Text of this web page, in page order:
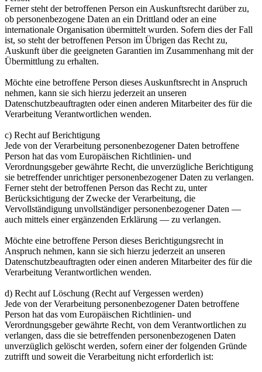
Ferner steht der betroffenen Person ein Auskunftsrecht darüber zu,
ob personenbezogene Daten an ein Drittland oder an eine
internationale Organisation übermittelt wurden. Sofern dies der Fall
ist, so steht der betroffenen Person im Übrigen das Recht zu,
Auskunft über die geeigneten Garantien im Zusammenhang mit der
Übermittlung zu erhalten.
Möchte eine betroffene Person dieses Auskunftsrecht in Anspruch
nehmen, kann sie sich hierzu jederzeit an unseren
Datenschutzbeauftragten oder einen anderen Mitarbeiter des für die
Verarbeitung Verantwortlichen wenden.
c) Recht auf Berichtigung
Jede von der Verarbeitung personenbezogener Daten betroffene
Person hat das vom Europäischen Richtlinien- und
Verordnungsgeber gewährte Recht, die unverzügliche Berichtigung
sie betreffender unrichtiger personenbezogener Daten zu verlangen.
Ferner steht der betroffenen Person das Recht zu, unter
Berücksichtigung der Zwecke der Verarbeitung, die
Vervollständigung unvollständiger personenbezogener Daten —
auch mittels einer ergänzenden Erklärung — zu verlangen.
Möchte eine betroffene Person dieses Berichtigungsrecht in
Anspruch nehmen, kann sie sich hierzu jederzeit an unseren
Datenschutzbeauftragten oder einen anderen Mitarbeiter des für die
Verarbeitung Verantwortlichen wenden.
d) Recht auf Löschung (Recht auf Vergessen werden)
Jede von der Verarbeitung personenbezogener Daten betroffene
Person hat das vom Europäischen Richtlinien- und
Verordnungsgeber gewährte Recht, von dem Verantwortlichen zu
verlangen, dass die sie betreffenden personenbezogenen Daten
unverzüglich gelöscht werden, sofern einer der folgenden Gründe
zutrifft und soweit die Verarbeitung nicht erforderlich ist: